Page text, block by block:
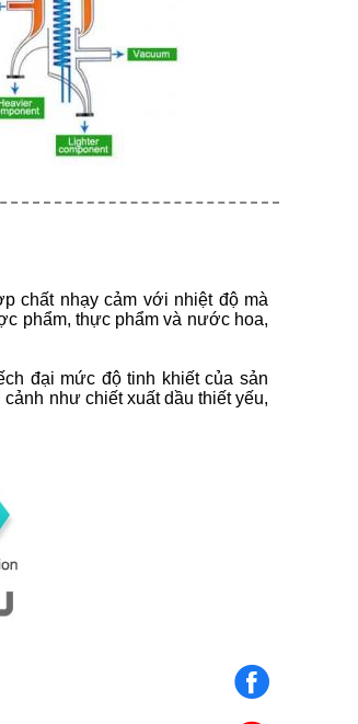
chất nhạy cảm với nhiệt độ mà
phẩm, thực phẩm và nước hoa,
đại mức độ tinh khiết của sản
như chiết xuất dầu thiết yếu,